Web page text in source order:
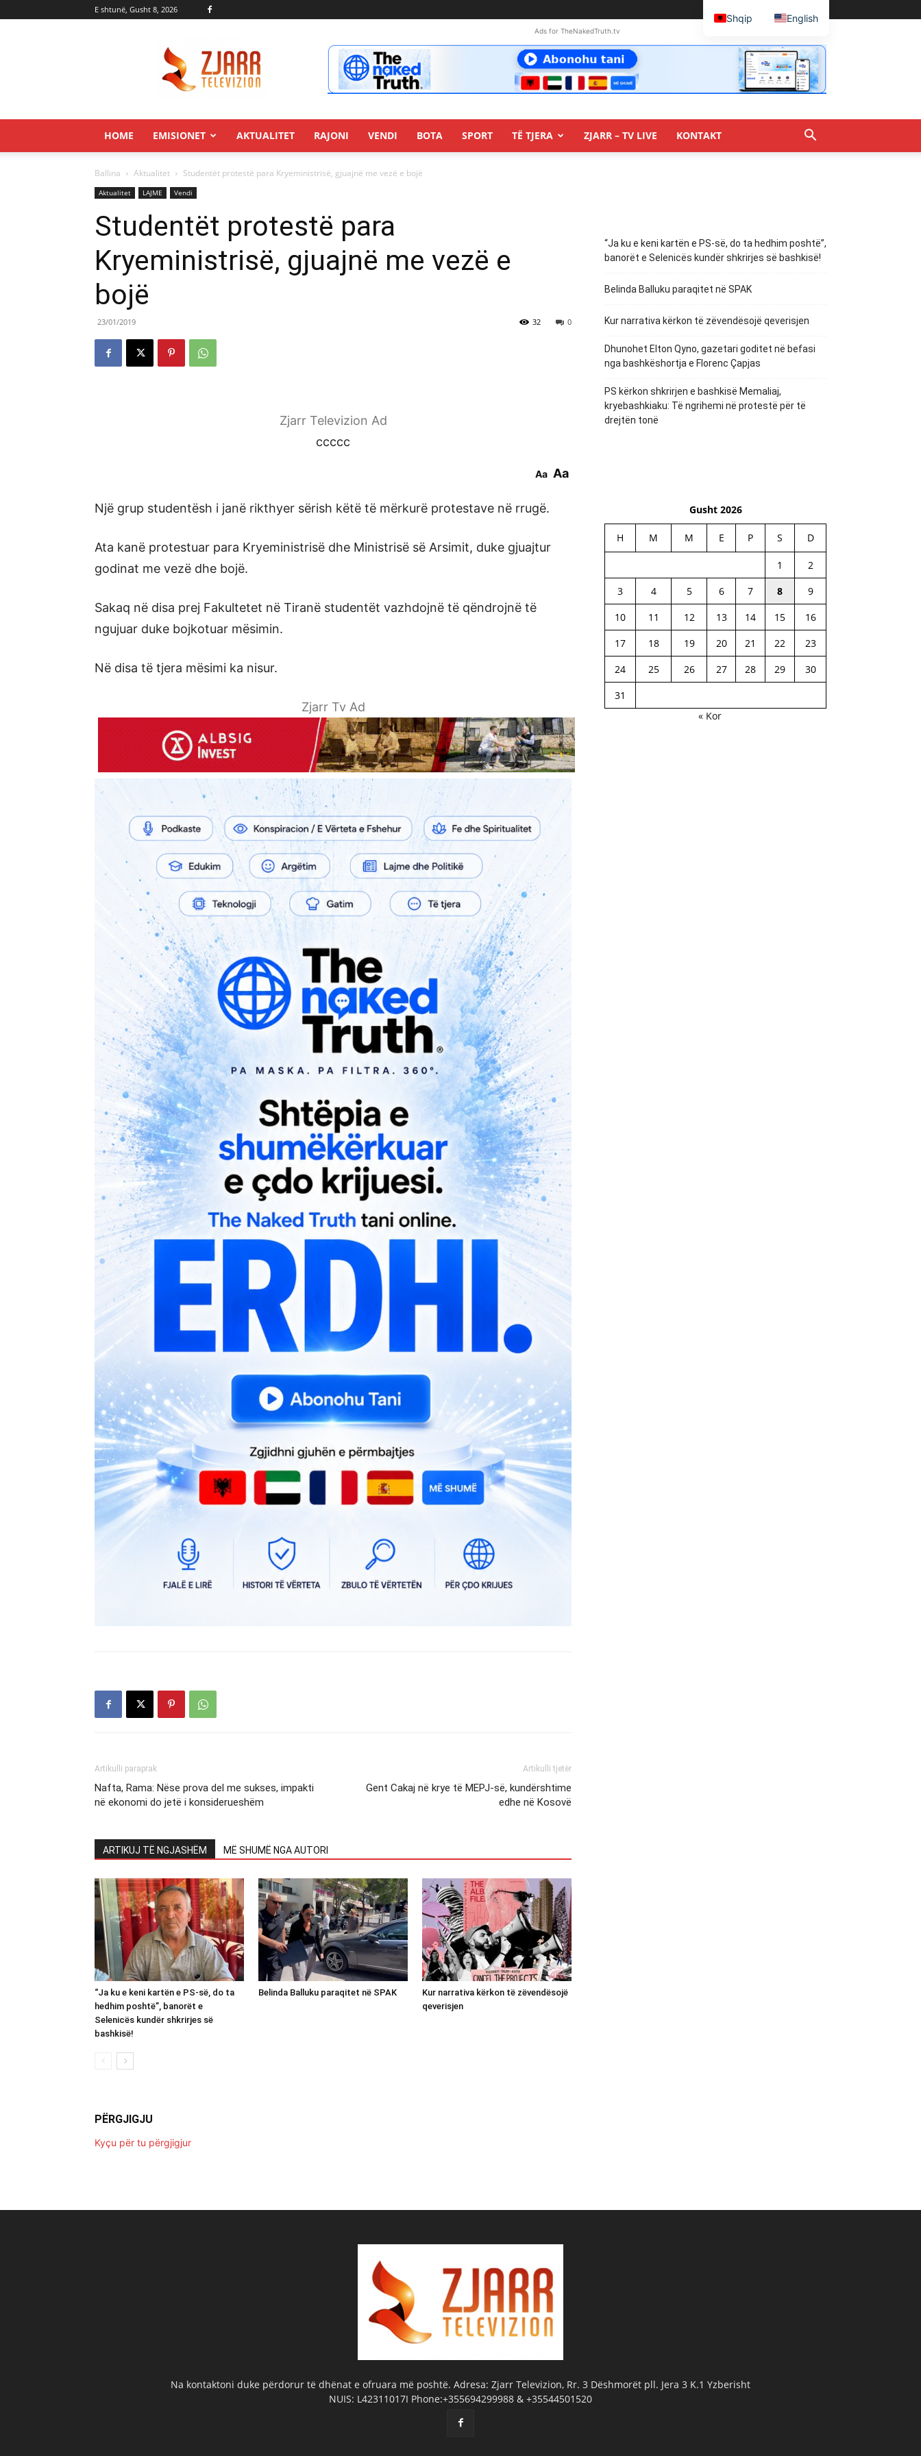
E shtunë, Gusht 8, 2026
Ads for TheNakedTruth.tv
HOME EMISIONET AKTUALITET RAJONI VENDI BOTA SPORT TË TJERA ZJARR – TV LIVE KONTAKT
Ballina Aktualitet Studentët protestë para Kryeministrisë, gjuajnë me vezë e bojë
Aktualitet LAJME Vendi
Studentët protestë para
Kryeministrisë, gjuajnë me vezë e
bojë
23/01/2019 0
32
Zjarr Televizion Ad
ccccc
Aa Aa
Një grup studentësh i janë rikthyer sërish këtë të mërkurë protestave në rrugë.
Ata kanë protestuar para Kryeministrisë dhe Ministrisë së Arsimit, duke gjuajtur
godinat me vezë dhe bojë.
Sakaq në disa prej Fakultetet në Tiranë studentët vazhdojnë të qëndrojnë të
ngujuar duke bojkotuar mësimin.
Në disa të tjera mësimi ka nisur.
Zjarr Tv Ad
Artikulli paraprak
Nafta, Rama: Nëse prova del me sukses, impakti
në ekonomi do jetë i konsiderueshëm
Artikulli tjetër
Gent Cakaj në krye të MEPJ-së, kundërshtime
edhe në Kosovë
ARTIKUJ TË NGJASHËM MË SHUMË NGA AUTORI
“Ja ku e keni kartën e PS-së, do ta
hedhim poshtë”, banorët e
Selenicës kundër shkrirjes së
bashkisë!
Belinda Balluku paraqitet në SPAK
Kur narrativa kërkon të zëvendësojë
qeverisjen
PËRGJIGJU
Kyçu për tu përgjigjur
“Ja ku e keni kartën e PS-së, do ta hedhim poshtë”,
banorët e Selenicës kundër shkrirjes së bashkisë!
Belinda Balluku paraqitet në SPAK
Kur narrativa kërkon të zëvendësojë qeverisjen
Dhunohet Elton Qyno, gazetari goditet në befasi
nga bashkëshortja e Florenc Çapjas
PS kërkon shkrirjen e bashkisë Memaliaj,
kryebashkiaku: Të ngrihemi në protestë për të
drejtën tonë
Gusht 2026
H M M E P S D
1
2
3
4 5 6 7 8
9
10
11 12 13 14 15
16
17
18 19 20 21 22
23
24
25 26 27 28 29
30
31
« Kor
Na kontaktoni duke përdorur të dhënat e ofruara më poshtë. Adresa: Zjarr Televizion, Rr. 3 Dëshmorët pll. Jera 3 K.1 Yzberisht
NUIS: L42311017I Phone:+355694299988 & +35544501520
Shqip English